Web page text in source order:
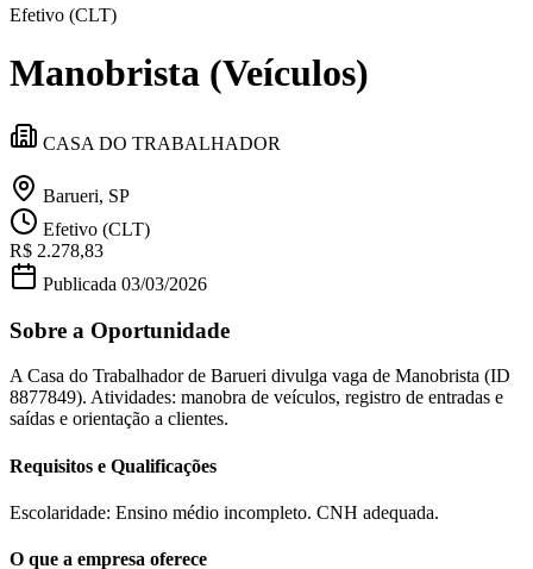
Cadastrar Empresa
Publicidade Legal
Esportes
Segurança
Cultura
Meio Ambiente
Obras
Educação
Selecione sua regiãoPara notícias da sua região
Aldeia Aldeia da SerraAldeia de Barueri
VistaCalifórniaCarapicuíbaCentro
MilitarItapevi JandiraJardim AudirJardim BelvalJardim
EsperançaJardim GrazielaJardim Iracema
Efetivo (CLT)
Manobrista (Veículos)
CASA DO TRABALHADOR
Barueri, SP
Efetivo (CLT)
R$ 2.278,83
Publicada 03/03/2026
Sobre a Oportunidade
A Casa do Trabalhador de Barueri divulga vaga de Manobrista (ID
8877849). Atividades: manobra de veículos, registro de entradas e
saídas e orientação a clientes.
Requisitos e Qualificações
Escolaridade: Ensino médio incompleto. CNH adequada.
O que a empresa oferece